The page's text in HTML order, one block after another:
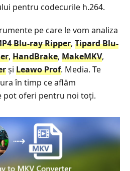
pentru codecurile h.264.
pe care le vom analiza
Blu-ray Ripper, Tipard Blu-
, HandBrake, MakeMKV,
și Leawo Prof. Media. Te
în timp ce aflăm
pot oferi pentru noi toți.